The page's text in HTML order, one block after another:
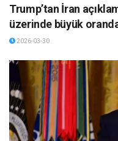
Trump’tan İran
üzerinde büyük
2026-03-30